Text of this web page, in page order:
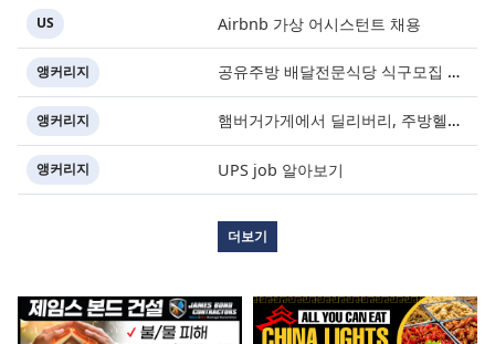
US Airbnb 가상 어시스턴트 채용
앵커리지 공유주방 배달전문식당 식구모집
앵커리지 햄버거가게에서 딜리버리, 주방헬퍼 구합니다
앵커리지 UPS job 알아보기
더보기